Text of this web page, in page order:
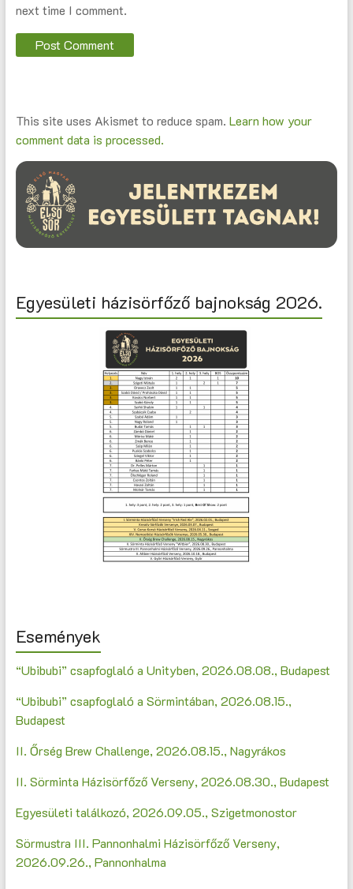
next time I comment.
This site uses Akismet to reduce spam. Learn how your
comment data is processed.
Egyesületi házisörfőző bajnokság 2026.
Események
“Ubibubi” csapfoglaló a Unityben, 2026.08.08., Budapest
“Ubibubi” csapfoglaló a Sörmintában, 2026.08.15.,
Budapest
II. Őrség Brew Challenge, 2026.08.15., Nagyrákos
II. Sörminta Házisörfőző Verseny, 2026.08.30., Budapest
Egyesületi találkozó, 2026.09.05., Szigetmonostor
Sörmustra III. Pannonhalmi Házisörfőző Verseny,
2026.09.26., Pannonhalma